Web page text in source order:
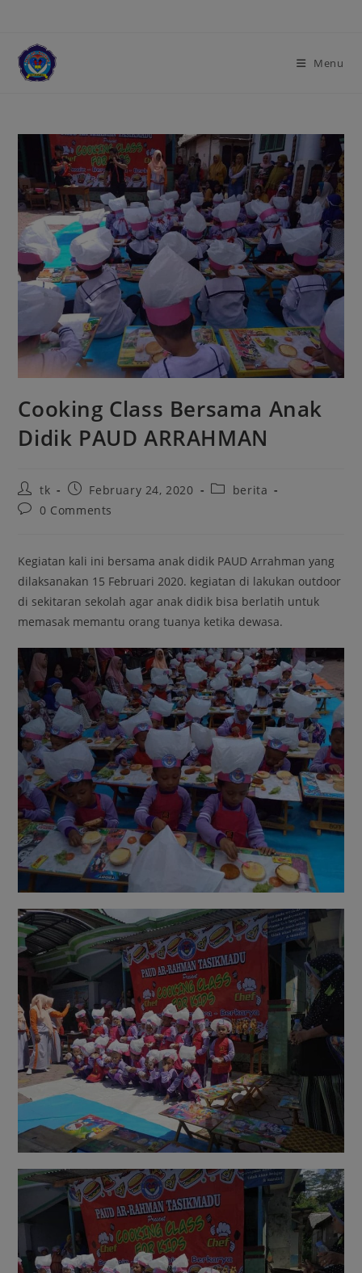
Menu
Cooking Class Bersama Anak
Didik PAUD ARRAHMAN
tk February 24, 2020
berita
0 Comments
Kegiatan kali ini bersama anak didik PAUD Arrahman yang
dilaksanakan 15 Februari 2020. kegiatan di lakukan outdoor
di sekitaran sekolah agar anak didik bisa berlatih untuk
memasak memantu orang tuanya ketika dewasa.